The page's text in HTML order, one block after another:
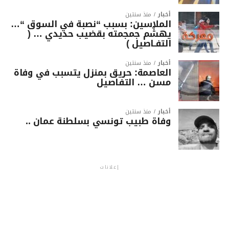
أخبار منذ سنتين
الملاسين: بسبب “نصبة في السوق “…
يهشّم جمجمته بقضيب حديدي … (
التفـاصيل )
أخبار منذ سنتين
العاصمة: حريق بمنزل يتسبب في وفاة
مسن … التفاصيل
أخبار منذ سنتين
وفاة طبيب تونسي بسلطنة عمان ..
إعلانات